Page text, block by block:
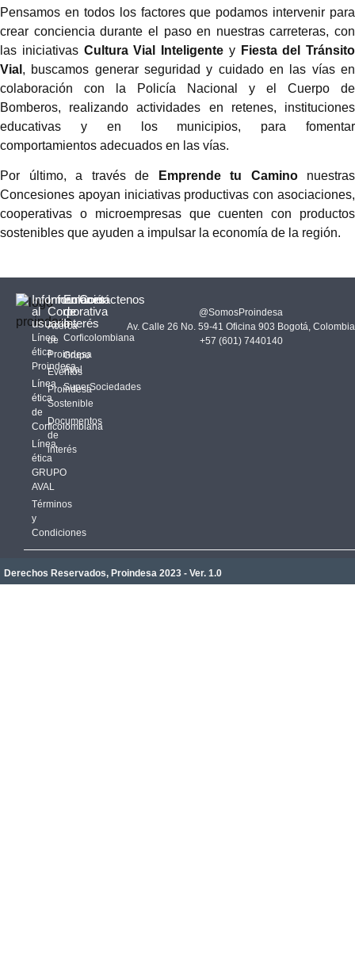
Pensamos en todos los factores que podamos intervenir para
crear conciencia durante el paso en nuestras carreteras, con
las iniciativas Cultura Vial Inteligente y Fiesta del Tránsito
Vial , buscamos generar seguridad y cuidado en las vías en
colaboración con la Policía Nacional y el Cuerpo de
Bomberos, realizando actividades en retenes, instituciones
educativas y en los municipios, para fomentar
comportamientos adecuados en las vías.
Por último, a través de Emprende tu Caminonuestras
Concesiones apoyan iniciativas productivas con asociaciones,
cooperativas o microempresas que cuenten con productos
sostenibles que ayuden a impulsar la economía de la región.
Información
al
usuario
Línea
ética
Proindesa
Línea
ética
de
Corficolombiana
Línea
ética
GRUPO
AVAL
Términos
y
Condiciones
Información
Corporativa
Acerca
de
Proindesa
Eventos
Proindesa
Sostenible
Documentos
de
interés
Enlaces
de
Interés
Corficolombiana
Grupo
Aval
SuperSociedades
Contáctenos
@SomosProindesa
Av. Calle 26 No. 59-41 Oficina 903 Bogotá, Colombia
+57 (601) 7440140
Derechos Reservados, Proindesa 2023 - Ver. 1.0